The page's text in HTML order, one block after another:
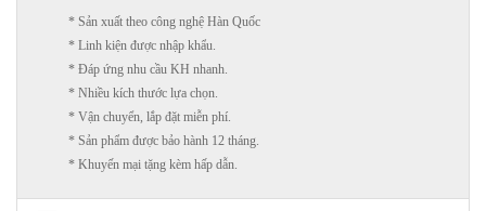
* Sản xuất theo công nghệ Hàn Quốc
* Linh kiện được nhập khẩu.
* Đáp ứng nhu cầu KH nhanh.
* Nhiều kích thước lựa chọn.
* Vận chuyển, lắp đặt miễn phí.
* Sản phẩm được bảo hành 12 tháng.
* Khuyến mại tặng kèm hấp dẫn.